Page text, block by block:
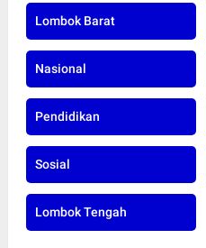
Lombok Barat
Nasional
Pendidikan
Sosial
Lombok Tengah